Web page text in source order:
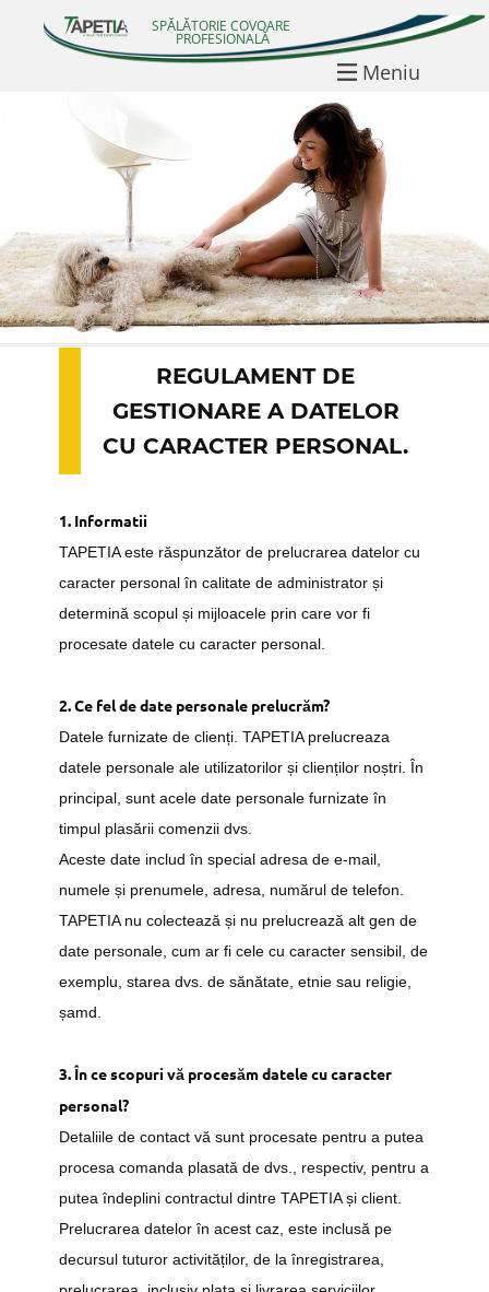
SPĂLĂTO​RIE COVOARE
PROFESIONALĂ
Meniu
Servicii
Calculator
Verifica programare
Contact
Contul meu
REGULAMENT DE
GESTIONARE A DATELOR
CU CARACTER PERSONAL.
1. Informatii
TAPETIA este răspunzător de prelucrarea datelor cu
caracter personal în calitate de administrator și
determină scopul și mijloacele prin care vor fi
procesate datele cu caracter personal.
2. Ce fel de date personale prelucrăm?
Datele furnizate de clienți. TAPETIA prelucreaza
datele personale ale utilizatorilor și clienților noștri. În
principal, sunt acele date personale furnizate în
timpul plasării comenzii dvs.
Aceste date includ în special adresa de e-mail,
numele și prenumele, adresa, numărul de telefon.
TAPETIA nu colectează și nu prelucrează alt gen de
date personale, cum ar fi cele cu caracter sensibil, de
exemplu, starea dvs. de sănătate, etnie sau religie,
șamd.
3. În ce scopuri vă procesăm datele cu caracter
personal?
Detaliile de contact vă sunt procesate pentru a putea
procesa comanda plasată de dvs., respectiv, pentru a
putea îndeplini contractul dintre TAPETIA și client.
Prelucrarea datelor în acest caz, este inclusă pe
decursul tuturor activităților, de la înregistrarea,